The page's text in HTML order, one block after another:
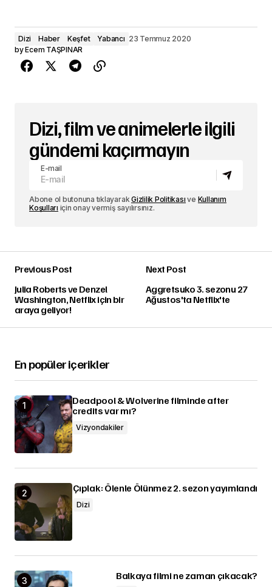
Dizi Haber Keşfet Yabancı 23 Temmuz 2020
byEcem TAŞPINAR
Dizi, film ve animelerle ilgili
gündemi kaçırmayın
E-mail
Abone ol butonuna tıklayarakGizlilik Politikası ve Kullanım
Koşulları için onay vermiş sayılırsınız.
Previous Post
Julia Roberts ve Denzel
Washington, Netflix için bir
araya geliyor!
Next Post
Aggretsuko 3. sezonu 27
Ağustos'ta Netflix'te
En popüler içerikler
Deadpool & Wolverine filminde after
credits var mı?
Vizyondakiler
Çıplak: Ölenle Ölünmez 2. sezon yayımlandı
Dizi
Balkaya filmi ne zaman çıkacak?